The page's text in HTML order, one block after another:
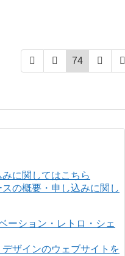
74
の概要・申し込みに関し
ザインのウェブサイトを